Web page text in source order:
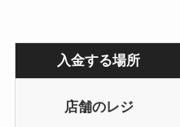
入金する場所
店舗のレジ